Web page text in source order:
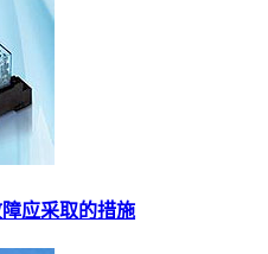
应采取的措施